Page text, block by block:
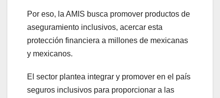
Por eso, la AMIS busca promover productos de
aseguramiento inclusivos, acercar esta
protección financiera a millones de mexicanas
y mexicanos.
El sector plantea integrar y promover en el país
seguros inclusivos para proporcionar a las